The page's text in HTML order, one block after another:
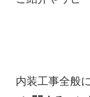
内装工事全般